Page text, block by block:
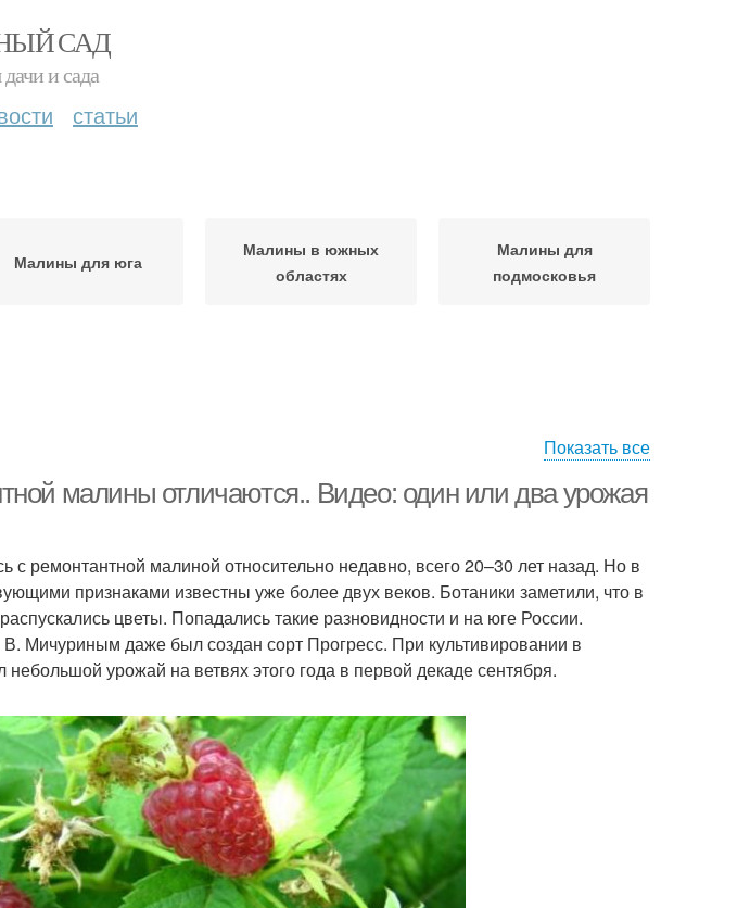
САД
дачи и сада
статьи
Малины для юга
Малины в южных
областях
Малины для
подмосковья
Показать все
малины отличаются.. Видео: один или два урожая
с ремонтантной малиной относительно недавно, всего 20–30 лет назад. Но в
признаками известны уже более двух веков. Ботаники заметили, что в
цветы. Попадались такие разновидности и на юге России.
Мичуриным даже был создан сорт Прогресс. При культивировании в
урожай на ветвях этого года в первой декаде сентября.